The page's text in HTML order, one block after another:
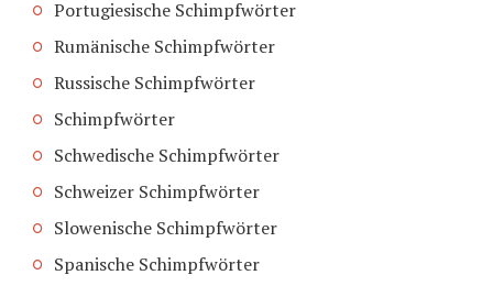
Portugiesische Schimpfwörter
Rumänische Schimpfwörter
Russische Schimpfwörter
Schimpfwörter
Schwedische Schimpfwörter
Schweizer Schimpfwörter
Slowenische Schimpfwörter
Spanische Schimpfwörter